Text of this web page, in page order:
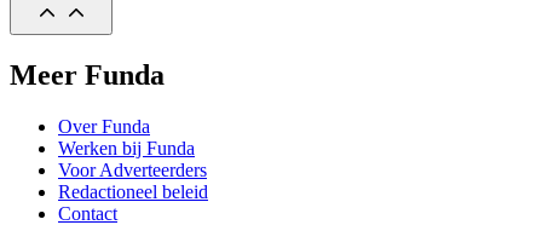
Meer Funda
Over Funda
Werken bij Funda
Voor Adverteerders
Redactioneel beleid
Contact